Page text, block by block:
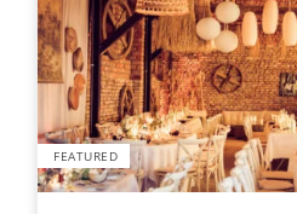
FEATURED